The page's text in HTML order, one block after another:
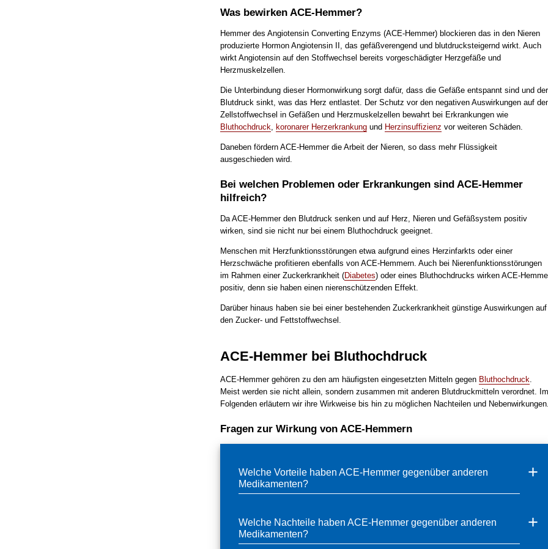
Was bewirken ACE-Hemmer?
Hemmer des Angiotensin Converting Enzyms (ACE-Hemmer) blockieren das in den Nieren
produzierte Hormon Angiotensin II, das gefäßverengend und blutdrucksteigernd wirkt. Auch
wirkt Angiotensin auf den Stoffwechsel bereits vorgeschädigter Herzgefäße und
Herzmuskelzellen.
Die Unterbindung dieser Hormonwirkung sorgt dafür, dass die Gefäße entspannt sind und der
Blutdruck sinkt, was das Herz entlastet. Der Schutz vor den negativen Auswirkungen auf
Zellstoffwechsel in Gefäßen und Herzmuskelzellen bewahrt bei Erkrankungen wie
Bluthochdruck, koronarer Herzerkrankungund Herzinsuffizienz vor weiteren Schäden.
Daneben fördern ACE-Hemmer die Arbeit der Nieren, so dass mehr Flüssigkeit
ausgeschieden wird.
Bei welchen Problemen oder Erkrankungen sind ACE-Hemmer
hilfreich?
Da ACE-Hemmer den Blutdruck senken und auf Herz, Nieren und Gefäßsystem positiv
wirken, sind sie nicht nur bei einem Bluthochdruck geeignet.
Menschen mit Herzfunktionsstörungen etwa aufgrund eines Herzinfarkts oder einer
Herzschwäche profitieren ebenfalls von ACE-Hemmern. Auch bei Nierenfunktionsstörungen
im Rahmen einer Zuckerkrankheit (Diabetes) oder eines Bluthochdrucks wirken ACE-
positiv, denn sie haben einen nierenschützenden Effekt.
Darüber hinaus haben sie bei einer bestehenden Zuckerkrankheit günstige Auswirkungen auf
den Zucker- und Fettstoffwechsel.
ACE-Hemmer bei Bluthochdruck
ACE-Hemmer gehören zu den am häufigsten eingesetzten Mitteln gegen Bluthochdruck.
Meist werden sie nicht allein, sondern zusammen mit anderen Blutdruckmitteln verordnet. Im
Folgenden erläutern wir ihre Wirkweise bis hin zu möglichen Nachteilen und Nebenwirkungen.
Fragen zur Wirkung von ACE-Hemmern
Welche Vorteile haben ACE-Hemmer gegenüber anderen
Medikamenten?
Welche Nachteile haben ACE-Hemmer gegenüber anderen
Medikamenten?